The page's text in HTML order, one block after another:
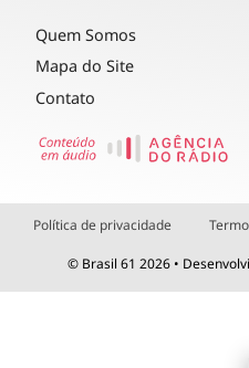
Quem Somos
Mapa do Site
Contato
Política de privacidade
© Brasil 61 2026 •